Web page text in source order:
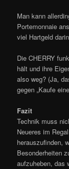
Man kann
Portemonnaie
viel Hartgeld
Die CHERRY
hält und ihre
also weg? (Ja,
gegen „Kaufe
Fazit
Technik muss
Neueres im
herauszufinden,
Besonderheiten
aufzuheben, das